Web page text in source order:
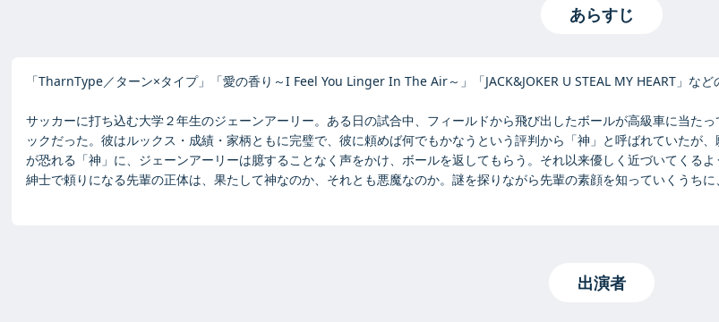
あらすじ
「TharnType／ターン×タイプ」「愛の香り～I Feel You Linger In The Air～」「JACK&JOKER U STEAL MY HEART」な
サッカーに打ち込む大学２年生のジェーンアーリー。ある日の試合中、フィールドから飛び出したボールが高級車に当た
ックだった。彼はルックス・成績・家柄ともに完璧で、彼に頼めば何でもかなうという評判から「神」と呼ばれていたが
が恐れる「神」に、ジェーンアーリーは臆することなく声をかけ、ボールを返してもらう。それ以来優しく近づいてくる
紳士で頼りになる先輩の正体は、果たして神なのか、それとも悪魔なのか。謎を探りながら先輩の素顔を知っていくうち
出演者